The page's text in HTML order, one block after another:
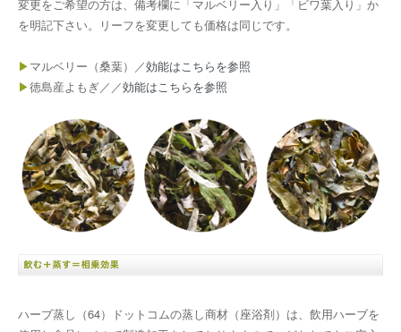
変更をご希望の方は、備考欄に「マルベリー入り」「ビワ葉入り」か
を明記下さい。リーフを変更しても価格は同じです。
▶マルベリー（桑葉）／効能はこちらを参照
▶徳島産よもぎ／／効能はこちらを参照
ハーブ蒸し（64）ドットコムの蒸し商材（座浴剤）は、飲用ハーブを